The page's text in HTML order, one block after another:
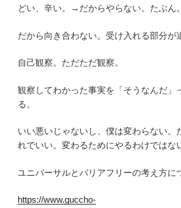
どい、辛い。→だからやらない。たぶん。
だから向き合わない。受け入れる部分が
自己観察。ただただ観察。
観察してわかった事実を「そうなんだ」
る。
いい悪いじゃないし、僕は変わらない。
れでいい。変わるためにやるわけではな
ユニバーサルとバリアフリーの考え方に
https://www.guccho-